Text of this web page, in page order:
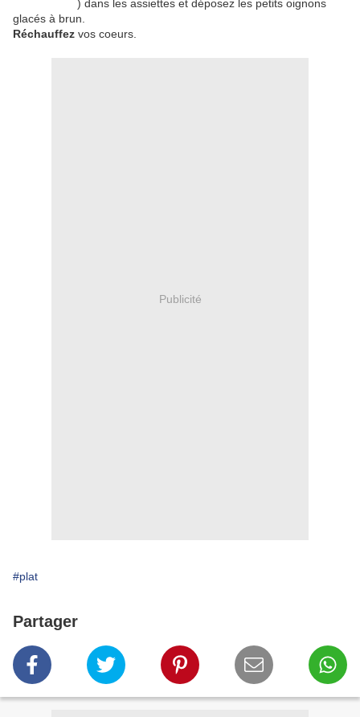
) dans les assiettes et déposez les petits oignons
glacés à brun.
Réchauffez vos coeurs.
Publicité
#plat
Partager